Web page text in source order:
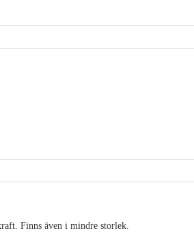
Finns även i mindre storlek.